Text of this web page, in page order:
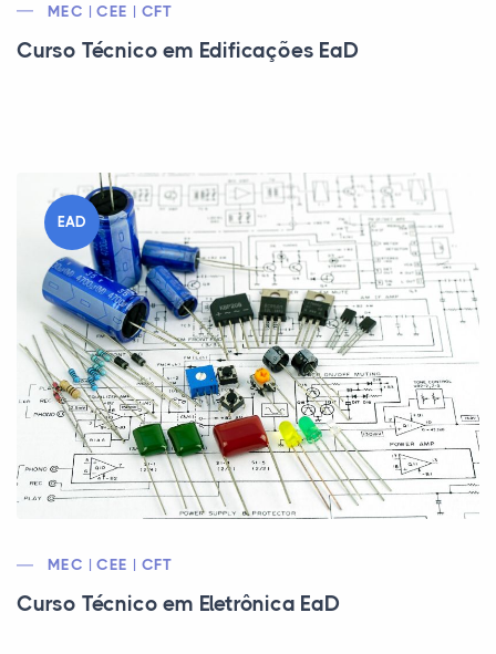
MEC | CEE | CFT
Curso Técnico em Edificações EaD
EAD
MEC | CEE | CFT
Curso Técnico em Eletrônica EaD